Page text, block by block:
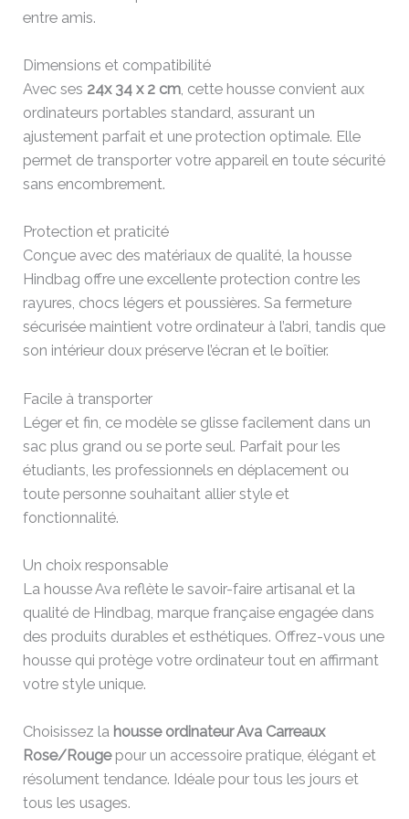
entre amis.
Dimensions et compatibilité
Avec ses 24x 34 x 2 cm, cette housse convient aux
ordinateurs portables standard, assurant un
ajustement parfait et une protection optimale. Elle
permet de transporter votre appareil en toute sécurité
sans encombrement.
Protection et praticité
Conçue avec des matériaux de qualité, la housse
Hindbag offre une excellente protection contre les
rayures, chocs légers et poussières. Sa fermeture
sécurisée maintient votre ordinateur à l’abri, tandis que
son intérieur doux préserve l’écran et le boîtier.
Facile à transporter
Léger et fin, ce modèle se glisse facilement dans un
sac plus grand ou se porte seul. Parfait pour les
étudiants, les professionnels en déplacement ou
toute personne souhaitant allier style et
fonctionnalité.
Un choix responsable
La housse Ava reflète le savoir-faire artisanal et la
qualité de Hindbag, marque française engagée dans
des produits durables et esthétiques. Offrez-vous une
housse qui protège votre ordinateur tout en affirmant
votre style unique.
Choisissez la housse ordinateur Ava Carreaux
Rose/Rougepour un accessoire pratique, élégant et
résolument tendance. Idéale pour tous les jours et
tous les usages.